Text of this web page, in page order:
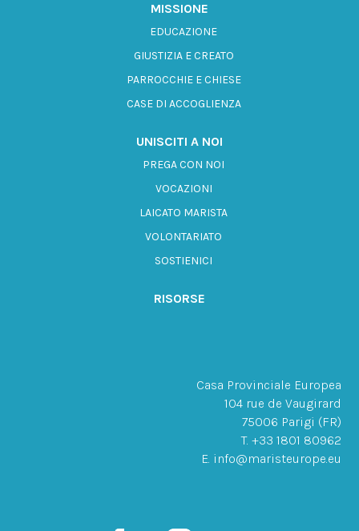
MISSIONE
EDUCAZIONE
GIUSTIZIA E CREATO
PARROCCHIE E CHIESE
CASE DI ACCOGLIENZA
UNISCITI A NOI
PREGA CON NOI
VOCAZIONI
LAICATO MARISTA
VOLONTARIATO
SOSTIENICI
RISORSE
Casa Provinciale Europea
104 rue de Vaugirard
75006 Parigi (FR)
T. +33 1801 80962
E. info@maristeurope.eu